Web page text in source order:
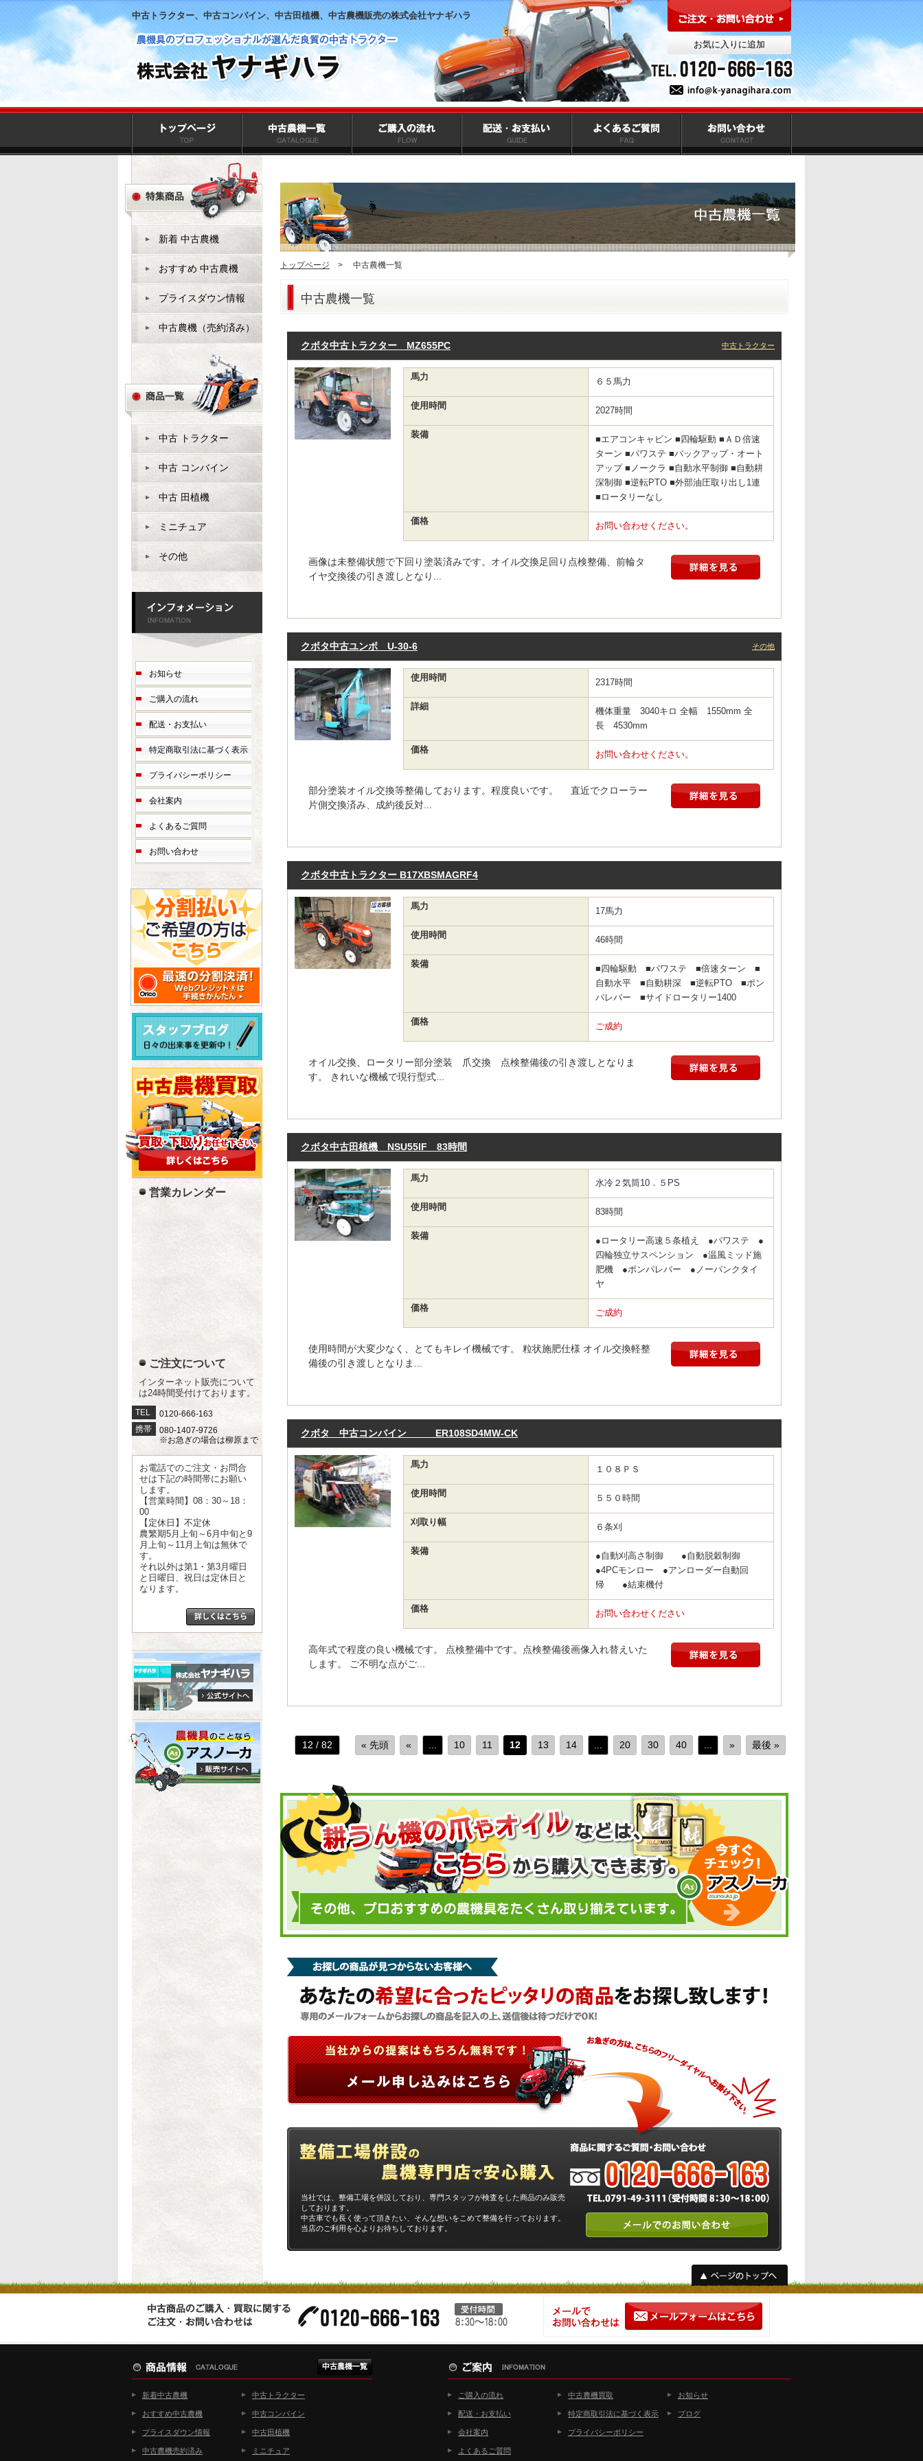
中古トラクター、中古コンバイン、中古田植機、中古農機販売の株式会社ヤナギハラ
トップページ > 中古農機一覧
中古農機一覧
クボタ中古トラクター MZ655PC 中古トラクター
馬力 ６５馬力
使用時間 2027時間
装備
■エアコンキャビン ■四輪駆動 ■ＡＤ倍速
ターン ■パワステ ■バックアップ・オート
アップ ■ノークラ ■自動水平制御 ■自動耕
深制御 ■逆転PTO ■外部油圧取り出し1連
■ロータリーなし
価格 お問い合わせください。
画像は未整備状態で下回り塗装済みです。オイル交換足回り点検整備、前輪タ
イヤ交換後の引き渡しとなり...
クボタ中古ユンボ U-30-6 その他
使用時間 2317時間
詳細
機体重量 3040キロ 全幅 1550mm 全
長 4530mm
価格 お問い合わせください。
部分塗装オイル交換等整備しております。程度良いです。 直近でクローラー
片側交換済み、成約後反対...
クボタ中古トラクター B17XBSMAGRF4
馬力 17馬力
使用時間 46時間
装備
■四輪駆動 ■パワステ ■倍速ターン ■
自動水平 ■自動耕深 ■逆転PTO ■ポン
パレバー ■サイドロータリー1400
価格 ご成約
オイル交換、ロータリー部分塗装 爪交換 点検整備後の引き渡しとなりま
す。 きれいな機械で現行型式...
クボタ中古田植機 NSU55IF 83時間
馬力 水冷２気筒10．５PS
使用時間 83時間
装備
●ロータリー高速５条植え ●パワステ ●
四輪独立サスペンション ●温風ミッド施
肥機 ●ポンパレバー ●ノーパンクタイ
ヤ
価格 ご成約
使用時間が大変少なく、とてもキレイ機械です。 粒状施肥仕様 オイル交換軽整
備後の引き渡しとなりま...
クボタ 中古コンバイン ER108SD4MW-CK
馬力 １０８ＰＳ
使用時間 ５５０時間
刈取り幅 ６条刈
装備
●自動刈高さ制御 ●自動脱穀制御
●4PCモンロー ●アンローダー自動回
帰 ●結束機付
価格 お問い合わせください
高年式で程度の良い機械です。 点検整備中です。点検整備後画像入れ替えいた
します。 ご不明な点がご...
12 / 82 « 先頭 « 10 11 12 13 14 20 30 40 » 最後 »
当社では、整備工場を併設しており、専門スタッフが検査をした商品のみ販売
しております。
中古車でも長く使って頂きたい、そんな想いをこめて整備を行っております。
当店のご利用を心よりお待ちしております。
新着 中古農機
おすすめ 中古農機
プライスダウン情報
中古農機（売約済み）
中古 トラクター
中古 コンバイン
中古 田植機
ミニチュア
その他
お知らせ
ご購入の流れ
配送・お支払い
特定商取引法に基づく表示
プライバシーポリシー
会社案内
よくあるご質問
お問い合わせ
営業カレンダー
ご注文について
インターネット販売について
は24時間受付けております。
TEL
0120-666-163
携帯
080-1407-9726
※お急ぎの場合は柳原まで
お電話でのご注文・お問合
せは下記の時間帯にお願い
します。
【営業時間】08：30～18：
00
【定休日】不定休
農繁期5月上旬～6月中旬と9
月上旬～11月上旬は無休で
す。
それ以外は第1・第3月曜日
と日曜日、祝日は定休日と
なります。
新着中古農機
おすすめ中古農機
プライスダウン情報
中古農機売約済み
中古トラクター
中古コンバイン
中古田植機
ミニチュア
ご購入の流れ
配送・お支払い
会社案内
よくあるご質問
中古農機買取
特定商取引法に基づく表示
プライバシーポリシー
お知らせ
ブログ